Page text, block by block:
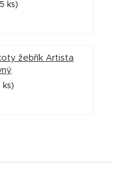
ks)
žebřík Artista
ks)